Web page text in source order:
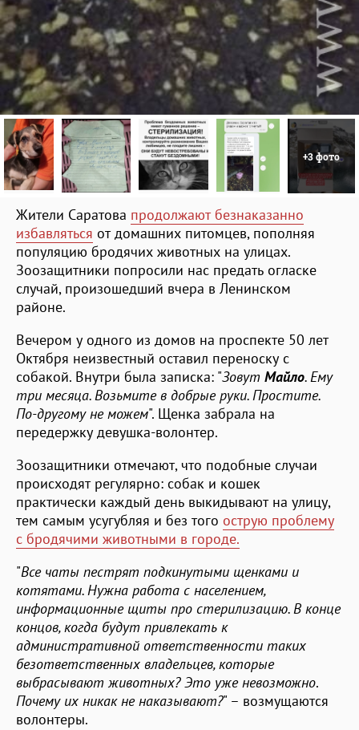
+3 фото
Жители Саратова продолжают безнаказанно
избавляться от домашних питомцев, пополняя
популяцию бродячих животных на улицах.
Зоозащитники попросили нас предать огласке
случай, произошедший вчера в Ленинском
районе.
Вечером у одного из домов на проспекте 50 лет
Октября неизвестный оставил переноску с
собакой. Внутри была записка: "Зовут Майло. Ему
три месяца. Возьмите в добрые руки. Простите.
По-другому не можем". Щенка забрала на
передержку девушка-волонтер.
Зоозащитники отмечают, что подобные случаи
происходят регулярно: собак и кошек
практически каждый день выкидывают на улицу,
тем самым усугубляя и без того острую проблему
с бродячими животными в городе.
"Все чаты пестрят подкинутыми щенками и
котятами. Нужна работа с населением,
информационные щиты про стерилизацию. В конце
концов, когда будут привлекать к
административной ответственности таких
безответственных владельцев, которые
выбрасывают животных? Это уже невозможно.
Почему их никак не наказывают?" – возмущаются
волонтеры.